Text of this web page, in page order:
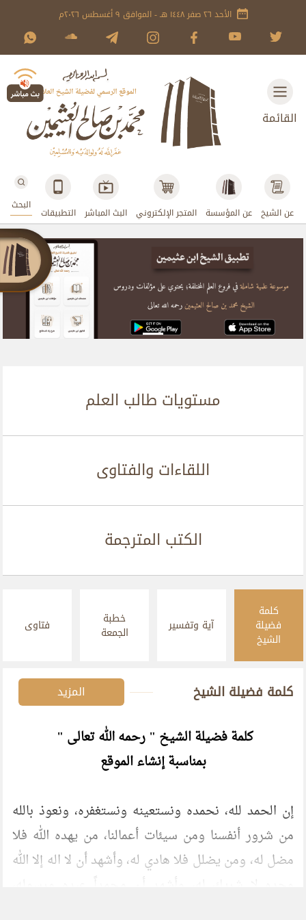
الأحد ٢٦ صفر ١٤٤٨ هـ - الموافق ٩ أغسطس ٢٠٢٦م
القائمة
عن الشيخ عن المؤسسة المتجر الإلكتروني البث المباشر التطبيقات
البحث
مستويات طالب العلم
اللقاءات والفتاوى
الكتب المترجمة
كلمة
فضيلة
الشيخ
آية وتفسير خطبة
الجمعة فتاوى
كلمة فضيلة الشيخ المزيد
كلمة فضيلة الشيخ " رحمه الله تعالى "
بمناسبة إنشاء الموقع
إن الحمد لله، نحمده ونستعينه ونستغفره، ونعوذ بالله
من شرور أنفسنا ومن سيئات أعمالنا، من يهده الله فلا
مضل له، ومن يضلل فلا هادي له، وأشهد أن لا اله إلا الله